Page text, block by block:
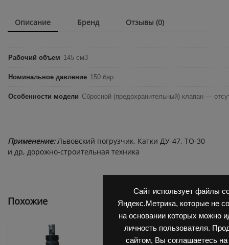
Сайт использует файлы
Яндекс.Метрика, которые не
на основании которых можно
личность пользователя.
сайтом, Вы соглашаетесь на
Описание Бренд Отзывы (0)
Рабочий объем 145 см3
Номинальное давление 150 бар
Особенности модели Сбросной (предохранительный) клапан —
Применение:Львовский погрузчик, Катки ДУ-47, ТО-30
и др, дорожно-строительная техника
Похожие